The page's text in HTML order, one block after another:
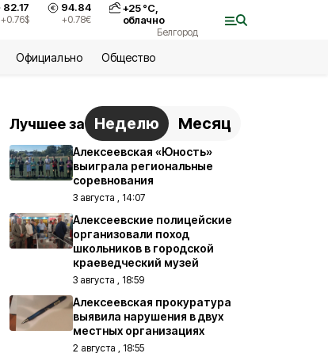
82.17
+0.76$
94.84
+0.78€
+25°С,
облачно
Белгород
Официально Общество
Лучшее за Неделю Месяц
Алексеевская «Юность»
выиграла региональные
соревнования
3 августа , 14:07
Алексеевские полицейские
организовали поход
школьников в городской
краеведческий музей
3 августа , 18:59
Алексеевская прокуратура
выявила нарушения в двух
местных организациях
2 августа , 18:55